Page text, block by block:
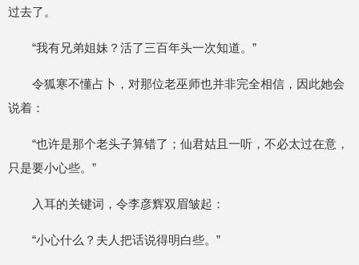
过去了。
“我有兄弟姐妹？活了三百年头一次知道。”
令狐寒不懂占卜，对那位老巫师也并非完全相信，因此她会
说着：
“也许是那个老头子算错了；仙君姑且一听，不必太过在意，
只是要小心些。”
入耳的关键词，令李彦辉双眉皱起：
“小心什么？夫人把话说得明白些。”